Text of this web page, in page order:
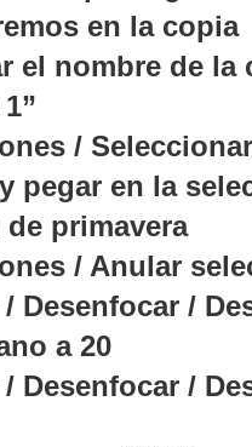
en la copia
el nombre de la
/
pegar en la
de primavera
/ Anular
Desenfocar /
a 20
Desenfocar /